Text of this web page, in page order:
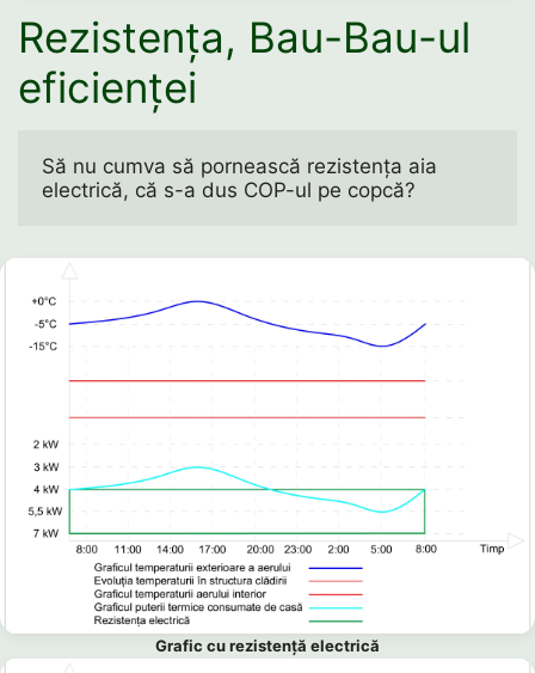
Rezistența, Bau-Bau-ul
eficienței
Să nu cumva să pornească rezistența aia
electrică, că s-a dus COP-ul pe copcă?
Grafic cu rezistență electrică